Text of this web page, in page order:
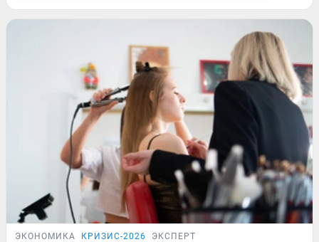
ЭКОНОМИКА КРИЗИС-2026 ЭКСПЕРТ